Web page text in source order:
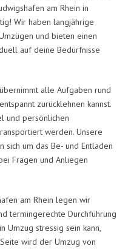
am Rhein in
Wir haben langjährige
und bieten einen
auf deine Bedürfnisse
alle Aufgaben rund
zurücklehnen kannst.
und persönlichen
werden. Unsere
um das Be- und Entladen
Fragen und Anliegen
am Rhein legen wir
termingerechte Durchführung
Umzug stressig sein kann,
wird der Umzug von